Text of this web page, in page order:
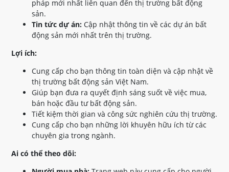
pháp mới nhất liên quan đến thị trường bất động
sản.
Tin tức dự án: Cập nhật thông tin về các dự án bất
động sản mới nhất trên thị trường.
Lợi ích:
Cung cấp cho bạn thông tin toàn diện và cập nhật về
thị trường bất động sản Việt Nam.
Giúp bạn đưa ra quyết định sáng suốt về việc mua,
bán hoặc đầu tư bất động sản.
Tiết kiệm thời gian và công sức nghiên cứu thị trường.
Cung cấp cho bạn những lời khuyên hữu ích từ các
chuyên gia trong ngành.
Ai có thể theo dõi: